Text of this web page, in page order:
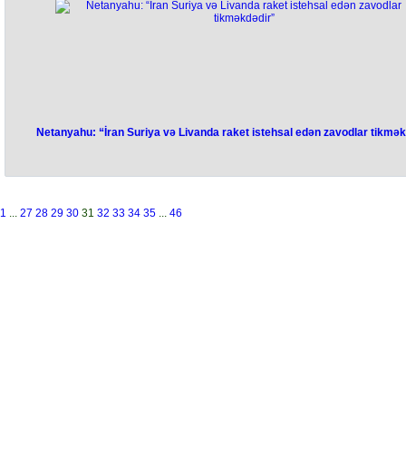
Netanyahu: “İran Suriya və Livanda raket istehsal edən zavodlar
1 ... 27 28 29 30 31 32 33 34 35 ... 46